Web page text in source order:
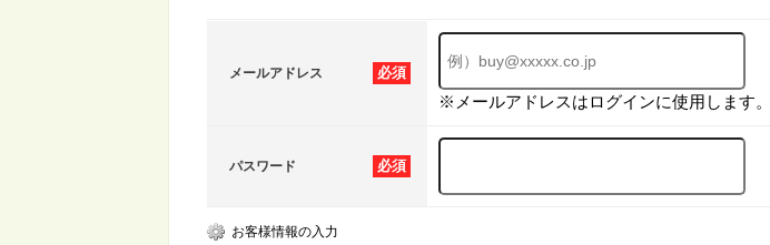
必須
メールアドレス
※メールアドレスはログインに使用します。
必須
パスワード
お客様情報の入力